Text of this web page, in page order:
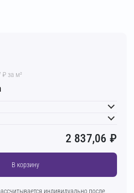
₽ за м²
2 837,06 ₽
В корзину
индивидуально после